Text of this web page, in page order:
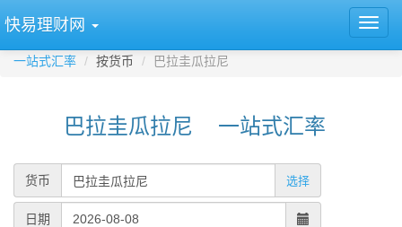
快易理财网
一站式汇率 按货币 巴拉圭瓜拉尼
巴拉圭瓜拉尼 一站式汇率
货币 选择
日期